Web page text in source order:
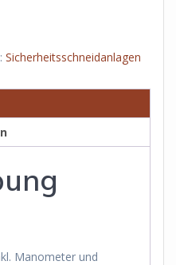
Sicherheitsschneidanlagen
Manometer und